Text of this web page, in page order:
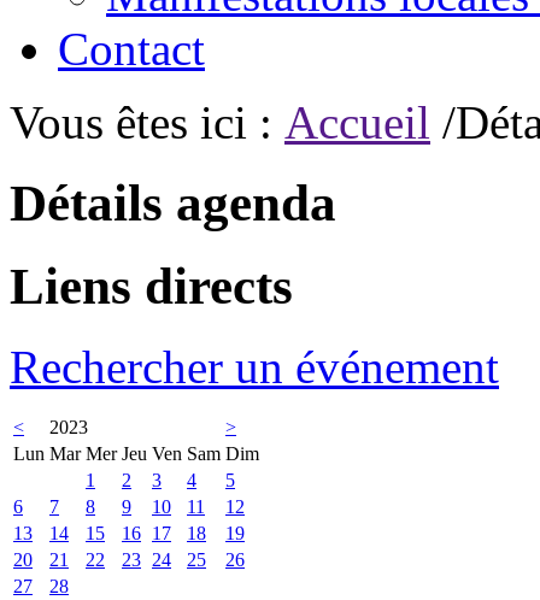
Contact
Vous êtes ici : Accueil /
Détails agenda
Liens directs
Rechercher un événement
< 2023
>
Lun Mar Mer Jeu Ven Sam Dim
1
2 3 4
5
6
7 8 9 10 11
12
13
14 15 16 17 18
19
20
21 22 23 24 25
26
27
28